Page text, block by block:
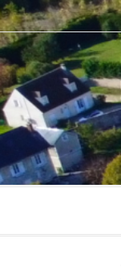
Aller
au
contenu